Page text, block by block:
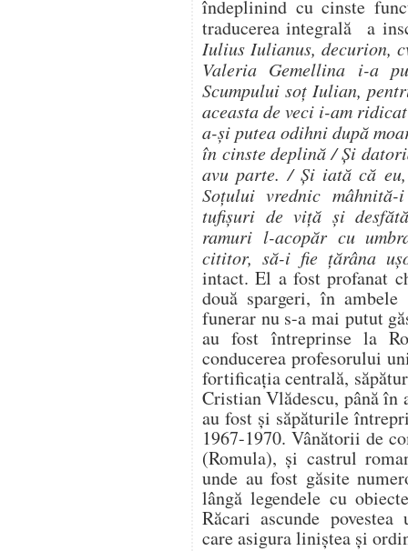
îndeplinind cu cinste
traducerea integrală a
Iulius Iulianus, decurion,
Valeria Gemellina i-a
Scumpului soţ Iulian,
aceasta de veci i-am
a-şi putea odihni după
în cinste deplină / Şi
avu parte. / Şi iată că
Soţului vrednic
tufişuri de viţă şi
ramuri l-acopăr cu
cititor, să-i fie ţărâna
intact. El a fost profanat
două spargeri, în
funerar nu s-a mai putut
au fost întreprinse la
conducerea profesorului
fortificaţia centrală,
Cristian Vlădescu, până în
au fost şi săpăturile
1967-1970. Vânătorii de
(Romula), şi castrul
unde au fost găsite
lângă legendele cu
Răcari ascunde
care asigura liniştea şi